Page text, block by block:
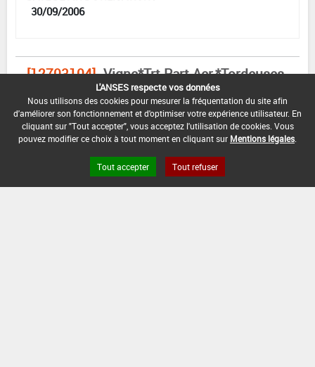
30/09/2006
[12703104] Vigne*Trt Part.Aer.*Tordeuses
de la grappe
DOSE MAX
D'EMPLOI
NOMBRE MAX
D'APPLICATION
DÉLAIS AVANT
RÉCOLTE
INTERVALLE MINIMUM ENTRE APPLICATIONS :
L'ANSES respecte vos données
Nous utilisons des cookies pour mesurer la fréquentation du site afin
d'améliorer son fonctionnement et d'optimiser votre expérience utilisateur. En
cliquant sur "Tout accepter", vous acceptez l'utilisation de cookies. Vous
pouvez modifier ce choix à tout moment en cliquant sur Mentions légales
Tout accepter Tout refuser